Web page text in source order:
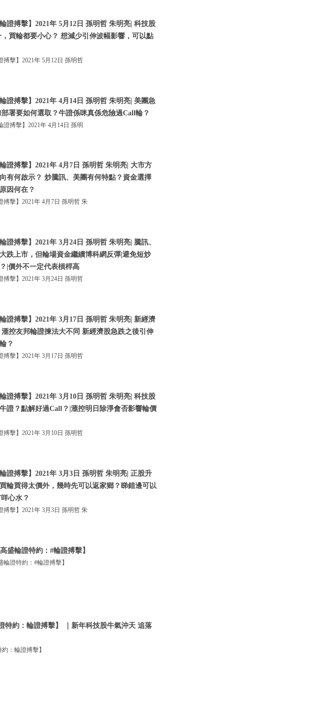
證搏擊】2021年 5月12日 孫明哲 朱明亮| 科技股
買輪都要小心？ 想減少引伸波幅影響，可以點
搏擊】2021年 5月12日 孫明哲
證搏擊】2021年 4月14日 孫明哲 朱明亮| 美團急
署要如何選取？牛證係咪真係危險過Call輪？
證搏擊】2021年 4月14日 孫明
證搏擊】2021年 4月7日 孫明哲 朱明亮| 大市方
有何啟示？ 炒騰訊、美團有何特點？資金選擇
因何在？
搏擊】2021年 4月7日 孫明哲 朱
證搏擊】2021年 3月24日 孫明哲 朱明亮| 騰訊、
跌上市，但輪場資金繼續博科網反彈|避免短炒
|價外不一定代表槓桿高
搏擊】2021年 3月24日 孫明哲
證搏擊】2021年 3月17日 孫明哲 朱明亮| 新經濟
控友邦輪證揀法大不同 新經濟股急跌之後引伸
？
搏擊】2021年 3月17日 孫明哲
證搏擊】2021年 3月10日 孫明哲 朱明亮| 科技股
證？點解好過Call？|滙控明日除淨會否影響輪價
搏擊】2021年 3月10日 孫明哲
證搏擊】2021年 3月3日 孫明哲 朱明亮| 正股升
輪買得太價外，幾時先可以返家鄉？睇錯邊可以
心水？
搏擊】2021年 3月3日 孫明哲 朱
盛輪證特約：#輪證搏擊】
輪證特約：#輪證搏擊】
特約：輪證搏擊】 ｜新年科技股牛氣沖天 追落
：輪證搏擊】